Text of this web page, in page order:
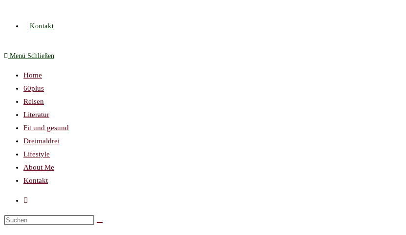
Kontakt
Menü Schließen
Home
60plus
Reisen
Literatur
Fit und gesund
Dreimaldrei
Lifestyle
About Me
Kontakt